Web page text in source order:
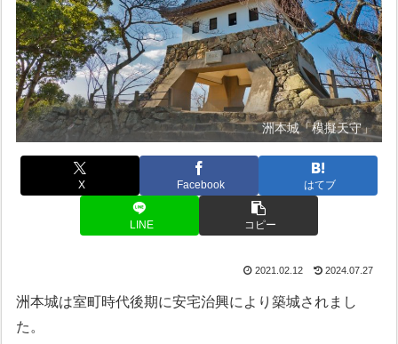
洲本城「模擬天守」
X Facebook はてブ
LINE コピー
2021.02.12 2024.07.27
洲本城は室町時代後期に安宅治興により築城されまし
た。